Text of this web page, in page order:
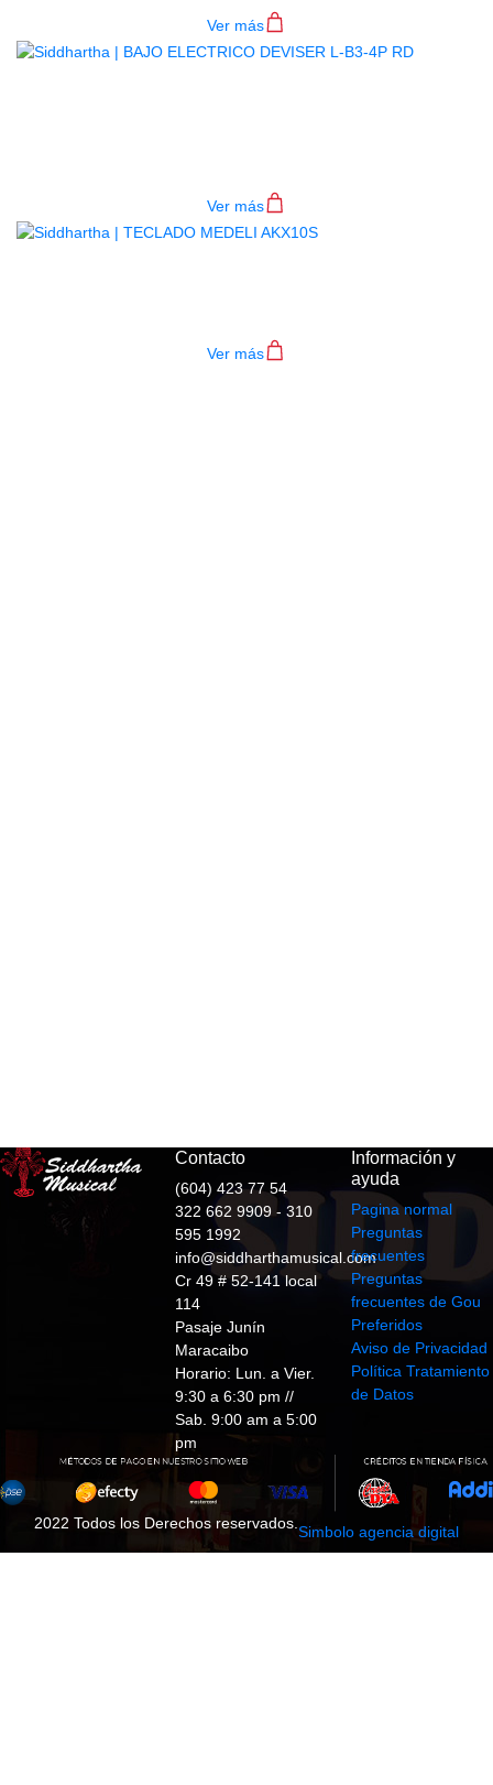
Ver más
Ver más
Ver más
Contacto
(604) 423 77 54
322 662 9909 - 310
595 1992
info@siddharthamusical.com
Cr 49 # 52-141 local
114
Pasaje Junín
Maracaibo
Horario: Lun. a Vier.
9:30 a 6:30 pm //
Sab. 9:00 am a 5:00
pm
Información y
ayuda
Pagina normal
Preguntas
frecuentes
Preguntas
frecuentes de Gou
Preferidos
Aviso de Privacidad
Política Tratamiento
de Datos
2022 Todos los Derechos reservados. Simbolo agencia digital